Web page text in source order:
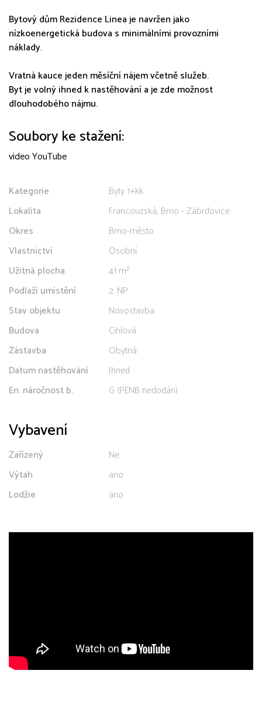
Bytový dům Rezidence Linea je navržen jako
nízkoenergetická budova s minimálními provozními
náklady.
Vratná kauce jeden měsíční nájem včetně služeb.
Byt je volný ihned k nastěhování a je zde možnost
dlouhodobého nájmu.
Soubory ke stažení:
video YouTube
Kategorie
Byty 1+kk
Lokalita
Francouzská, Brno - Zábrdovice
Okres
Brno-město
Vlastnictví
Osobní
Užitná plocha
41 m²
Podlaží umístění
2. NP
Stav objektu
Novostavba
Budova
Cihlová
Zástavba
Obytná
Datum nastěhování
Ihned
En. náročnost b.
G (PENB nedodán)
Vybavení
Zařízený
Ne
Výtah
ano
Lodžie
ano